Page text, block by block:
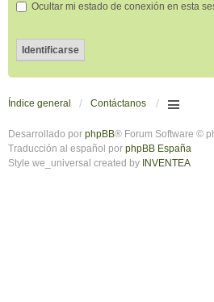
Ocultar mi estado de conexión en esta
Índice general Contáctanos
Desarrollado por phpBB® Forum Software ©
Traducción al español por phpBB España
Style we_universal created by INVENTEA